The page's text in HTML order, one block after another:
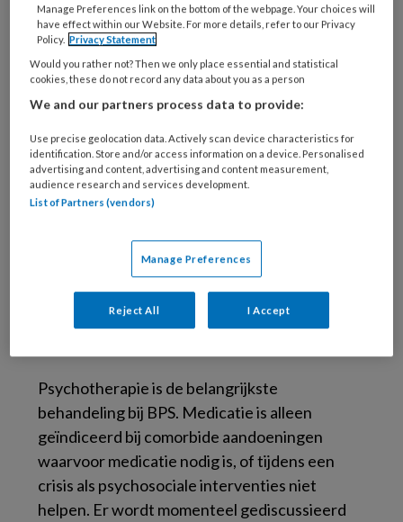
interventie voor
borderline
persoonlijkheidsproblematiek
BPS begint meestal tijdens de adolescentie (12
internaliserende stoornissen (depressie en
angst), externaliserende stoornissen
(gedragsproblemen, hyperactiviteit en
in verband gebracht met een laag
opleidingsniveau, gebrek aan langdurige
relaties, partnerconflicten, het nemen van
seksuele risico’s, weinig sociale steun en
Psychotherapie is de belangrijkste
behandeling bij BPS. Medicatie is alleen
geïndiceerd bij comorbide aandoeningen
waarvoor medicatie nodig is, of tijdens een
crisis als psychosociale interventies niet
helpen. Er wordt momenteel gediscussieerd
Manage Preferences link on the bottom of the webpage. Your choices will
have effect within our Website. For more details, refer to our Privacy
Policy. Privacy Statement
Would you rather not? Then we only place essential and statistical
cookies, these do not record any data about you as a person
We and our partners process data to provide:
Use precise geolocation data. Actively scan device characteristics for
identification. Store and/or access information on a device. Personalised
advertising and content, advertising and content measurement,
audience research and services development.
List of Partners (vendors)
Manage Preferences
Reject All I Accept